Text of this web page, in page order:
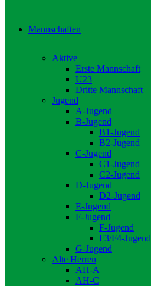
Mannschaften
Aktive
Erste Mannschaft
U23
Dritte Mannschaft
Jugend
A-Jugend
B-Jugend
B1-Jugend
B2-Jugend
C-Jugend
C1-Jugend
C2-Jugend
D-Jugend
D2-Jugend
E-Jugend
F-Jugend
F-Jugend
F3/F4-Jugend
G-Jugend
Alte Herren
AH-A
AH-C